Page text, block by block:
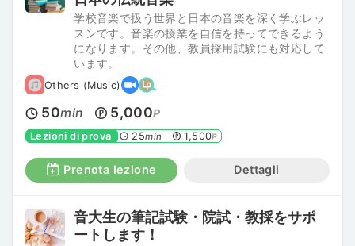
学校音楽で扱う世界と日本の音楽を深く学ぶレッ
スンです。音楽の授業を自信を持ってできるよう
になります。その他、教員採用試験にも対応して
います。
Others (Music)
50min 5,000P
Lezioni di prova 25min 1,500P
Prenota lezione Dettagli
音大生の筆記試験・院試・教採をサポ
ートします！